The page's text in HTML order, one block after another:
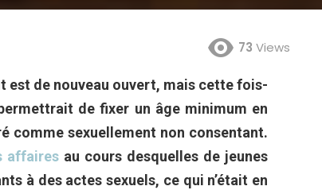
73 Views
est de nouveau ouvert, mais cette fois-
de fixer un âge minimum en
comme sexuellement non consentant.
affaires au cours desquelles de jeunes
à des actes sexuels, ce qui n’était en